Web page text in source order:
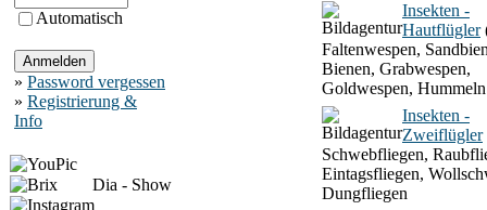
Automatisch
» Password vergessen
» Registrierung &
Info
Dia - Show
Insekten -
Hautflügler
Faltenwespen,
Bienen, Grabwespen,
Goldwespen, Hummeln
Insekten -
Zweiflügler
Schwebfliegen,
Eintagsfliegen,
Dungfliegen